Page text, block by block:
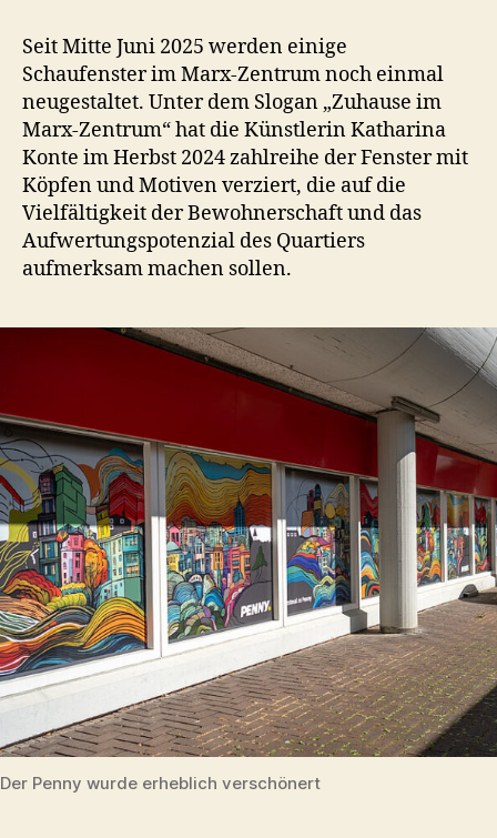
Marx-
Zentrum
Seit Mitte Juni 2025 werden einige
Schaufenster im Marx-Zentrum noch einmal
neugestaltet. Unter dem Slogan „Zuhause im
Marx-Zentrum“ hat die Künstlerin Katharina
Konte im Herbst 2024 zahlreihe der Fenster mit
Köpfen und Motiven verziert, die auf die
Vielfältigkeit der Bewohnerschaft und das
Aufwertungspotenzial des Quartiers
aufmerksam machen sollen.
Der Penny wurde erheblich verschönert